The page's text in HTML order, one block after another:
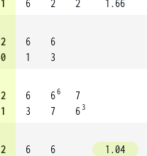
1 6 2 2
1.66
2
0
6
1
6
3
2
1
6
3
66
7
7
6 3
2
6
6
1.04